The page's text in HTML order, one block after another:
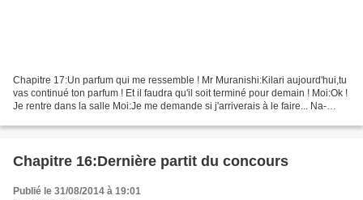
Chapitre 17:Un parfum qui me ressemble ! Mr Muranishi:Kilari aujourd'hui,tu
vas continué ton parfum ! Et il faudra qu'il soit terminé pour demain ! Moi:Ok !
Je rentre dans la salle Moi:Je me demande si j'arriverais à le faire... Na-
Chapitre 16:Dernière partit du concours
Publié le 31/08/2014 à 19:01